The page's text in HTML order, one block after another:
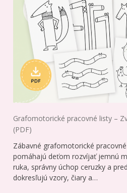
Grafomotorické pracovné listy –
(PDF)
Zábavné grafomotorické
pomáhajú deťom rozvíjať jemnú
ruka, správny úchop ceruzky a
dokresľujú vzory, čiary a…